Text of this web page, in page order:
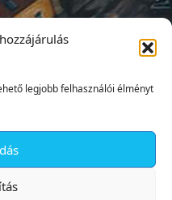
legjobb felhasználói élményt
✕